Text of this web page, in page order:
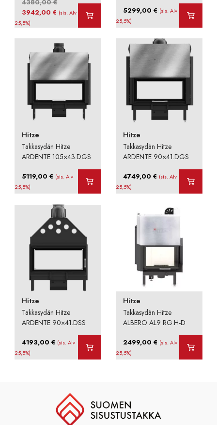
4380,00€
Alkuperäinen
hinta
3942,00€ Nykyinen
3942,00 €.
(sis. Alv
25,5%)
5299,00€ (sis. Alv
25,5%)
Hitze
Takkasydän Hitze
ARDENTE 105×43.DGS
5119,00€ (sis. Alv
25,5%)
Hitze
Takkasydän Hitze
ARDENTE 90×41.DGS
4749,00€ (sis. Alv
25,5%)
Hitze
Takkasydän Hitze
ARDENTE 90×41.DSS
4193,00€ (sis. Alv
25,5%)
Hitze
Takkasydän Hitze
ALBERO AL9 RG.H-D
2499,00€ (sis. Alv
25,5%)